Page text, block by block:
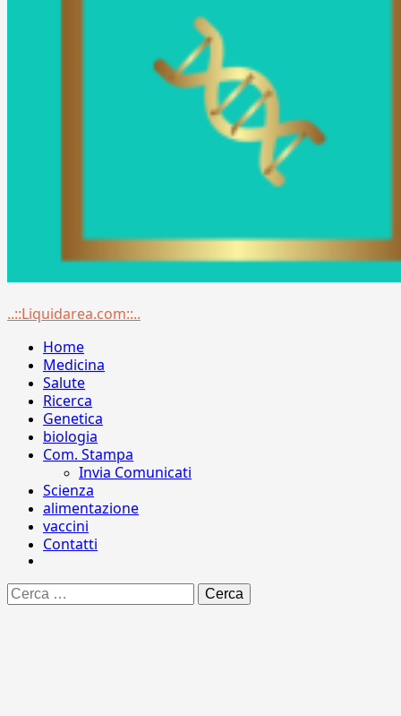
Menu
..::Liquidarea.com::..
Home
Medicina
Salute
Ricerca
Genetica
biologia
Com. Stampa
Invia Comunicati
Scienza
alimentazione
vaccini
Contatti
Ricerca
per: